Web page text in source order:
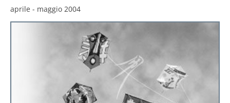
aprile - maggio 2004